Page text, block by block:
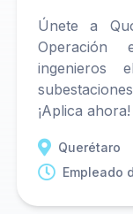
Únete a
Operación
ingenieros
¡Aplica ahora!
Querétaro
Empleado